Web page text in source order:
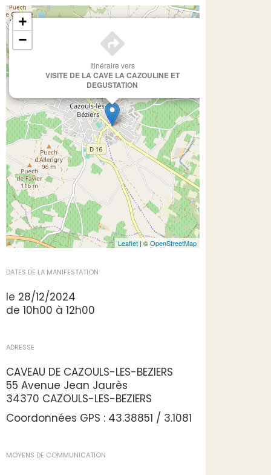
Itinéraire vers
VISITE DE LA CAVE LA CAZOULINE ET
DEGUSTATION
+
−
Leaflet| ©OpenStreetMap
DATES DE LA MANIFESTATION
le 28/12/2024
de 10h00 à 12h00
ADRESSE
CAVEAU DE CAZOULS-LES-BEZIERS
55 Avenue Jean Jaurès
34370 CAZOULS-LES-BEZIERS
Coordonnées GPS : 43.38851 / 3.1081
MOYENS DE COMMUNICATION